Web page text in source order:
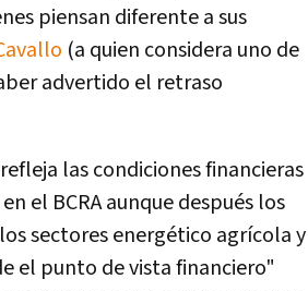
piensan diferente a sus
(a quien considera uno de
advertido el retraso
las condiciones financieras
el BCRA aunque después los
sectores energético agrícola y
el punto de vista financiero"